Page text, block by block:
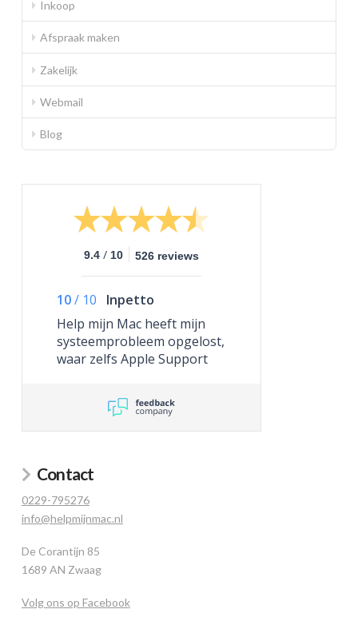
Inkoop
Afspraak maken
Zakelijk
Webmail
Blog
9.4 / 10 526 reviews
10/ 10
Inpetto
Help mijn Mac heeft mijn
systeemprobleem opgelost,
waar zelfs Apple Support
Contact
0229-795276
info@helpmijnmac.nl
De Corantijn 85
1689 AN Zwaag
Volg ons op Facebook